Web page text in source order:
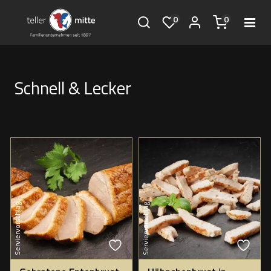
0 0
Schnell & Lecker
Serviervorschlag Serviervorschlag